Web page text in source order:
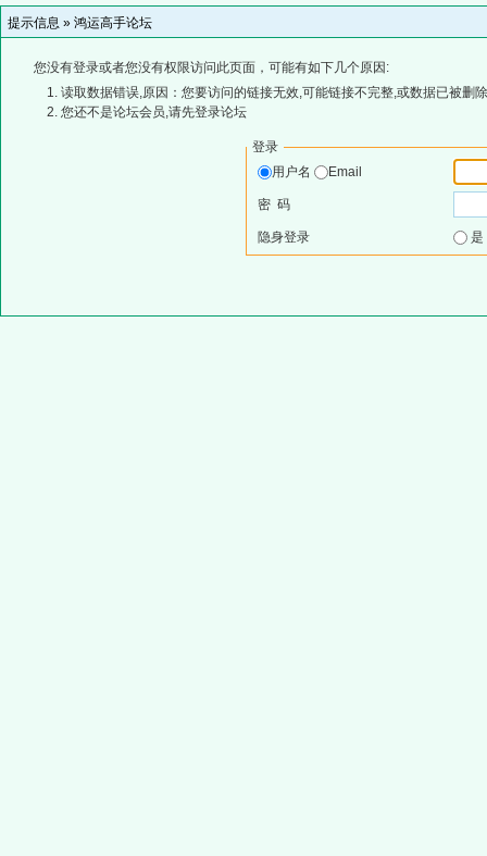
提示信息 » 鸿运高手论坛
您没有登录或者您没有权限访问此页面，可能有如下几个原因:
读取数据错误,原因：您要访问的链接无效,可能链接不完整,或数据已被删
您还不是论坛会员,请先登录论坛
登录
用户名
Email
密 码
隐身登录